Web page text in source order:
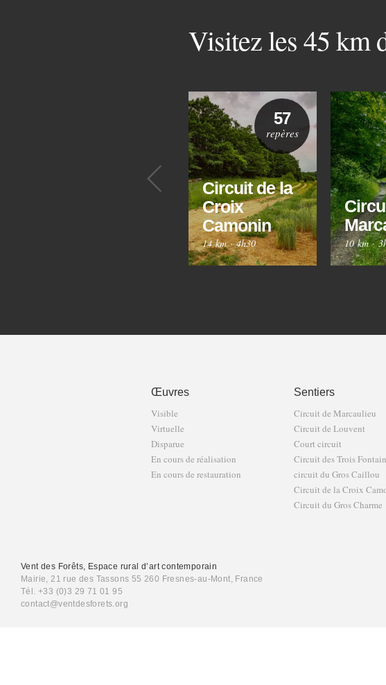
Visitez les 45 km
Précédent
Circuit de la
Croix
Camonin
14 km·4h30
57
repères
10 km·
Œuvres
Visible
Virtuelle
Disparue
En cours de réalisation
En cours de restauration
Sentiers
Circuit de Marcaulieu
Circuit de Louvent
Court circuit
Circuit des Trois
circuit du Gros Caillou
Circuit de la Croix
Circuit du Gros Charme
Vent des Forêts, Espace rural d’art contemporain
Mairie, 21 rue des Tassons 55 260 Fresnes-au-Mont, France
Tél. +33 (0)3 29 71 01 95
contact@ventdesforets.org